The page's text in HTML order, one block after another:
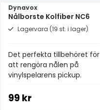
Dynavox
Nålborste Kolfiber NC6
Lagervara (19 st. i lager)
Det perfekta tillbehöret för
att rengöra nålen på
vinylspelarens pickup.
99 kr